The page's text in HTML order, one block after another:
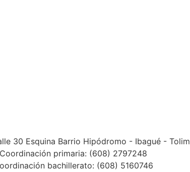
30 Esquina Barrio Hipódromo - Ibagué -
Coordinación primaria: (608) 2797248
bachillerato: (608) 5160746